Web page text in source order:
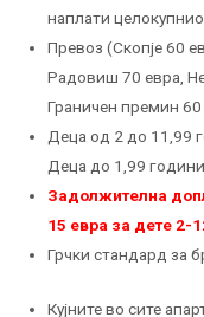
наплати
Превоз (Скопје 60
Радовиш 70 евра,
Граничен премин 60
Деца од 2 до 11,99
Деца до 1,99
Задолжителна
15 евра за дете 2-
Грчки стандард за
Кујните во сите